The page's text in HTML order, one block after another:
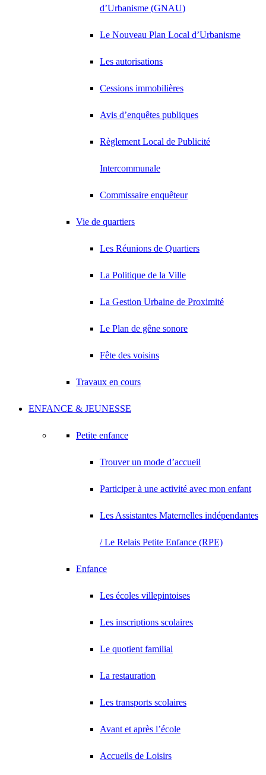
d’Urbanisme (GNAU)
Le Nouveau Plan Local d’Urbanisme
Les autorisations
Cessions immobilières
Avis d’enquêtes publiques
Règlement Local de Publicité
Intercommunale
Commissaire enquêteur
Vie de quartiers
Les Réunions de Quartiers
La Politique de la Ville
La Gestion Urbaine de Proximité
Le Plan de gêne sonore
Fête des voisins
Travaux en cours
ENFANCE & JEUNESSE
Petite enfance
Trouver un mode d’accueil
Participer à une activité avec mon enfant
Les Assistantes Maternelles indépendantes
/ Le Relais Petite Enfance (RPE)
Enfance
Les écoles villepintoises
Les inscriptions scolaires
Le quotient familial
La restauration
Les transports scolaires
Avant et après l’école
Accueils de Loisirs